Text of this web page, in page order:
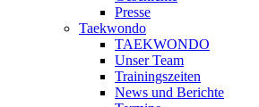
Presse
Taekwondo
TAEKWONDO
Unser Team
Trainingszeiten
News und Berichte